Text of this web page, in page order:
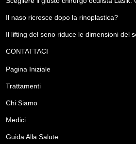
Il naso ricresce dopo la rinoplastica?
Il lifting del seno riduce le dimensioni del
CONTATTACI
Pagina Iniziale
Trattamenti
Chi Siamo
Medici
Guida Alla Salute